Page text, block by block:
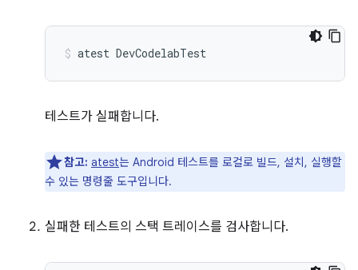
atest DevCodelabTest
테스트가 실패합니다.
참고: atest는 Android 테스트를 로컬로 빌드, 설치, 실행할
수 있는 명령줄 도구입니다.
실패한 테스트의 스택 트레이스를 검사합니다.